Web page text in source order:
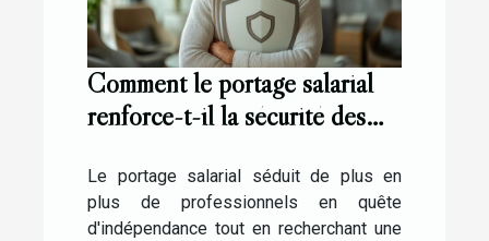
Comment le portage salarial
renforce-t-il la sécurité des
Le portage salarial séduit de plus en
plus de professionnels en quête
d'indépendance tout en recherchant une